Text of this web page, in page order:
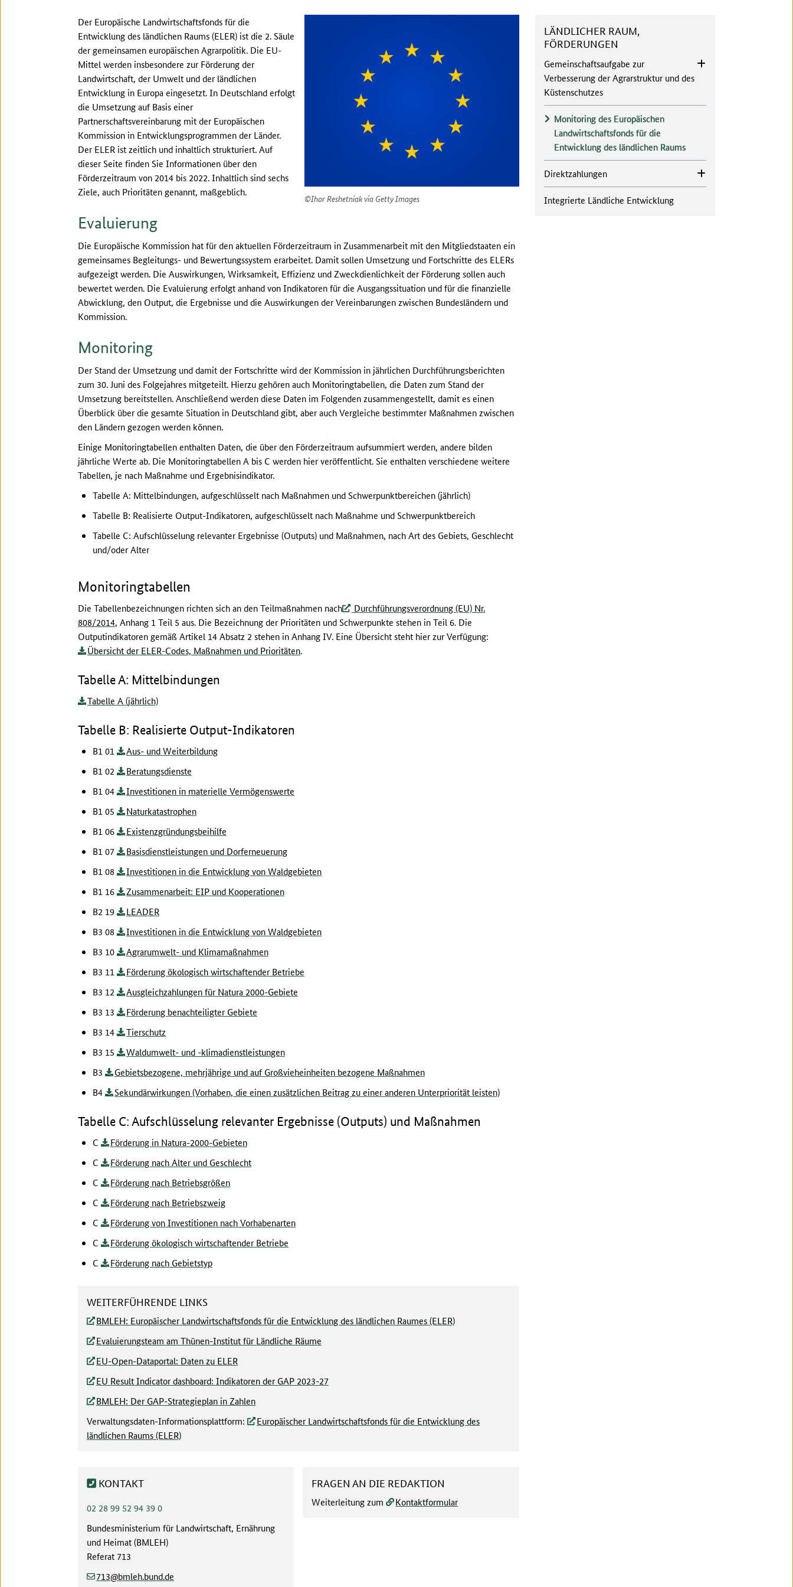
©Ihor Reshetniak via Getty Images
Der Europäische Landwirtschaftsfonds für die
Entwicklung des ländlichen Raums (ELER) ist die 2. Säule
der gemeinsamen europäischen Agrarpolitik. Die EU-
Mittel werden insbesondere zur Förderung der
Landwirtschaft, der Umwelt und der ländlichen
Entwicklung in Europa eingesetzt. In Deutschland erfolgt
die Umsetzung auf Basis einer
Partnerschaftsvereinbarung mit der Europäischen
Kommission in Entwicklungsprogrammen der Länder.
Der ELER ist zeitlich und inhaltlich strukturiert. Auf
dieser Seite finden Sie Informationen über den
Förderzeitraum von 2014 bis 2022. Inhaltlich sind sechs
Ziele, auch Prioritäten genannt, maßgeblich.
Evaluierung
Die Europäische Kommission hat für den aktuellen Förderzeitraum in Zusammenarbeit mit den Mitgliedstaaten ein
gemeinsames Begleitungs- und Bewertungssystem erarbeitet. Damit sollen Umsetzung und Fortschritte des ELERs
aufgezeigt werden. Die Auswirkungen, Wirksamkeit, Effizienz und Zweckdienlichkeit der Förderung sollen auch
bewertet werden. Die Evaluierung erfolgt anhand von Indikatoren für die Ausgangssituation und für die finanzielle
Abwicklung, den Output, die Ergebnisse und die Auswirkungen der Vereinbarungen zwischen Bundesländern und
Kommission.
Monitoring
Der Stand der Umsetzung und damit der Fortschritte wird der Kommission in jährlichen Durchführungsberichten
zum 30. Juni des Folgejahres mitgeteilt. Hierzu gehören auch Monitoringtabellen, die Daten zum Stand der
Umsetzung bereitstellen. Anschließend werden diese Daten im Folgenden zusammengestellt, damit es einen
Überblick über die gesamte Situation in Deutschland gibt, aber auch Vergleiche bestimmter Maßnahmen zwischen
den Ländern gezogen werden können.
Einige Monitoringtabellen enthalten Daten, die über den Förderzeitraum aufsummiert werden, andere bilden
jährliche Werte ab. Die Monitoringtabellen A bis C werden hier veröffentlicht. Sie enthalten verschiedene weitere
Tabellen, je nach Maßnahme und Ergebnisindikator.
Tabelle A: Mittelbindungen, aufgeschlüsselt nach Maßnahmen und Schwerpunktbereichen (jährlich)
Tabelle B: Realisierte Output-Indikatoren, aufgeschlüsselt nach Maßnahme und Schwerpunktbereich
Tabelle C: Aufschlüsselung relevanter Ergebnisse (Outputs) und Maßnahmen, nach Art des Gebiets, Geschlecht
und/oder Alter
Monitoringtabellen
Die Tabellenbezeichnungen richten sich an den Teilmaßnahmen nach
Durchführungsverordnung (EU) Nr.
808/2014, Anhang 1 Teil 5 aus. Die Bezeichnung der Prioritäten und Schwerpunkte stehen in Teil 6. Die
Outputindikatoren gemäß Artikel 14 Absatz 2 stehen in Anhang IV. Eine Übersicht steht hier zur Verfügung:
Übersicht der ELER-Codes, Maßnahmen und Prioritäten.
Tabelle A: Mittelbindungen
Tabelle A (jährlich)
Tabelle B: Realisierte Output-Indikatoren
B1 01
Aus- und Weiterbildung
B1 02
Beratungsdienste
B1 04
Investitionen in materielle Vermögenswerte
B1 05
Naturkatastrophen
B1 06
Existenzgründungsbeihilfe
B1 07
Basisdienstleistungen und Dorferneuerung
B1 08
Investitionen in die Entwicklung von Waldgebieten
B1 16
Zusammenarbeit: EIP und Kooperationen
B2 19
LEADER
B3 08
Investitionen in die Entwicklung von Waldgebieten
B3 10
Agrarumwelt- und Klimamaßnahmen
B3 11
Förderung ökologisch wirtschaftender Betriebe
B3 12
Ausgleichzahlungen für Natura 2000-Gebiete
B3 13
Förderung benachteiligter Gebiete
B3 14
Tierschutz
B3 15
Waldumwelt- und -klimadienstleistungen
B3
Gebietsbezogene, mehrjährige und auf Großvieheinheiten bezogene Maßnahmen
B4
Sekundärwirkungen (Vorhaben, die einen zusätzlichen Beitrag zu einer anderen Unterpriorität leisten)
Tabelle C: Aufschlüsselung relevanter Ergebnisse (Outputs) und Maßnahmen
C
Förderung in Natura-2000-Gebieten
C
Förderung nach Alter und Geschlecht
C
Förderung nach Betriebsgrößen
C
Förderung nach Betriebszweig
C
Förderung von Investitionen nach Vorhabenarten
C
Förderung ökologisch wirtschaftender Betriebe
C
Förderung nach Gebietstyp
WEITERFÜHRENDE LINKS
BMLEH: Europäischer Landwirtschaftsfonds für die Entwicklung des ländlichen Raumes (ELER)
Evaluierungsteam am Thünen-Institut für Ländliche Räume
EU-Open-Dataportal: Daten zu ELER
EU Result Indicator dashboard: Indikatoren der GAP 2023-27
BMLEH: Der GAP-Strategieplan in Zahlen
Verwaltungsdaten-Informationsplattform:
Europäischer Landwirtschaftsfonds für die Entwicklung des
ländlichen Raums (ELER)
KONTAKT
Telefonnummer:
02 28 99 52 94 39 0
Behörde:
Bundesministerium für Landwirtschaft, Ernährung
und Heimat (BMLEH)
Referat 713
713
(at)
bmleh.bund(dot)
de
FRAGEN AN DIE REDAKTION
Weiterleitung zum Kontaktformular
LÄNDLICHER RAUM,
FÖRDERUNGEN
Gemeinschaftsaufgabe zur
Verbesserung der Agrarstruktur und des
Küstenschutzes
Monitoring des Europäischen
Landwirtschaftsfonds für die
Entwicklung des ländlichen Raums
Direktzahlungen
Integrierte Ländliche Entwicklung